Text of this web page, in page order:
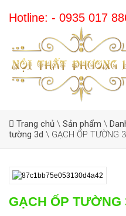
Hotline: - 0935 017
Trang chủ \ Sản phẩm \
tường 3d \ GẠCH ỐP TƯỜNG
GẠCH ỐP TƯỜNG